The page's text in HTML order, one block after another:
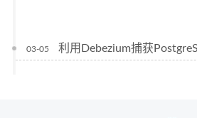
03-05 利用Debezium捕获